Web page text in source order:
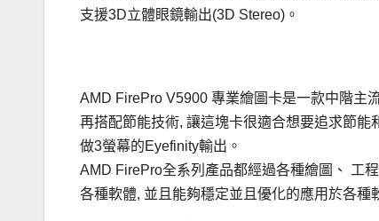
支援3D立體眼鏡輸出(3D Stereo)。
AMD FirePro V5900 專業繪圖卡是一款中階主
再搭配節能技術, 讓這塊卡很適合想要追求節
做3螢幕的Eyefinity輸出。
AMD FirePro全系列產品都經過各種繪圖、 工
各種軟體, 並且能夠穩定並且優化的應用於各種